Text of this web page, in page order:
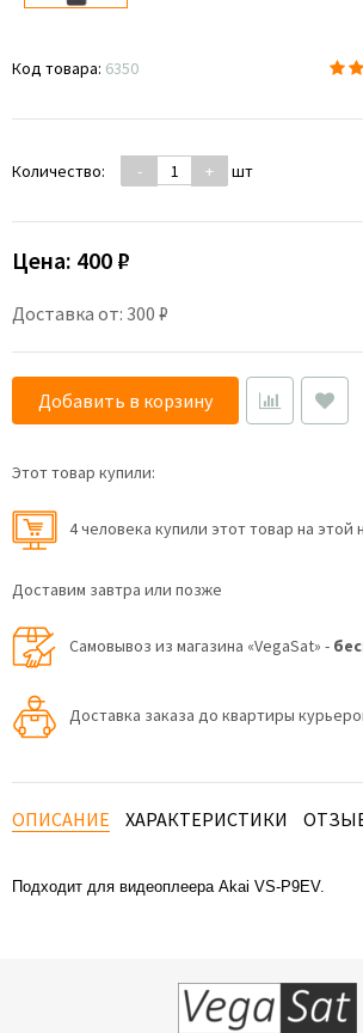
Код товара: 6350
Количество: - + шт
Цена: 400 ₽
Доставка от: 300 ₽
Добавить в корзину
Этот товар купили:
4 человекa купили этот товар на этой
Доставим завтра или позже
Самовывоз из магазина «VegaSat» -
Доставка заказа до квартиры
ОПИСАНИЕ ХАРАКТЕРИСТИКИ
Подходит для видеоплеера Akai VS-P9EV.